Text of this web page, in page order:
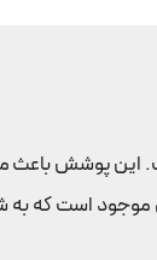
موجود است که